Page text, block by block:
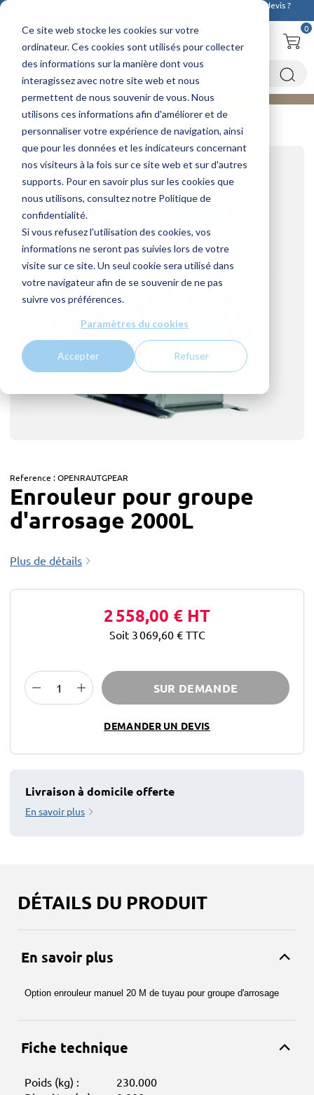
Ce site web stocke les cookies sur votre
ordinateur. Ces cookies sont utilisés pour collecter
des informations sur la manière dont vous
interagissez avec notre site web et nous
permettent de nous souvenir de vous. Nous
utilisons ces informations afin d'améliorer et de
personnaliser votre expérience de navigation, ainsi
que pour les données et les indicateurs concernant
nos visiteurs à la fois sur ce site web et sur d'autres
supports. Pour en savoir plus sur les cookies que
nous utilisons, consultez notre Politique de
confidentialité.
Si vous refusez l'utilisation des cookies, vos
informations ne seront pas suivies lors de votre
visite sur ce site. Un seul cookie sera utilisé dans
votre navigateur afin de se souvenir de ne pas
suivre vos préférences.
Paramètres du cookies
Accepter Refuser
! Des questions ou un devis ?
0
Accueil Cuves à eau
Groupe d'arrosage - 2000 à 13000 L
Enrouleur pour groupe d'arrosage 2000L
Reference :OPENRAUTGPEAR
Enrouleur pour groupe
d'arrosage 2000L
Plus de détails
2 558,00 € HT
Soit 3 069,60 € TTC
SUR DEMANDE
DEMANDER UN DEVIS
Livraison à domicile offerte
En savoir plus
DÉTAILS DU PRODUIT
En savoir plus
Option enrouleur manuel 20 M de tuyau pour groupe d'arrosage
Fiche technique
Poids (kg) :
230.000